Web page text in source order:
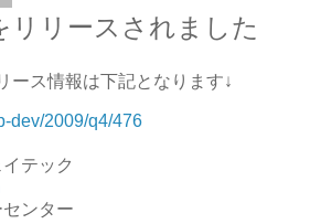
リリースされました
ース情報は下記となります↓
dev/2009/q4/476
テック
ンター